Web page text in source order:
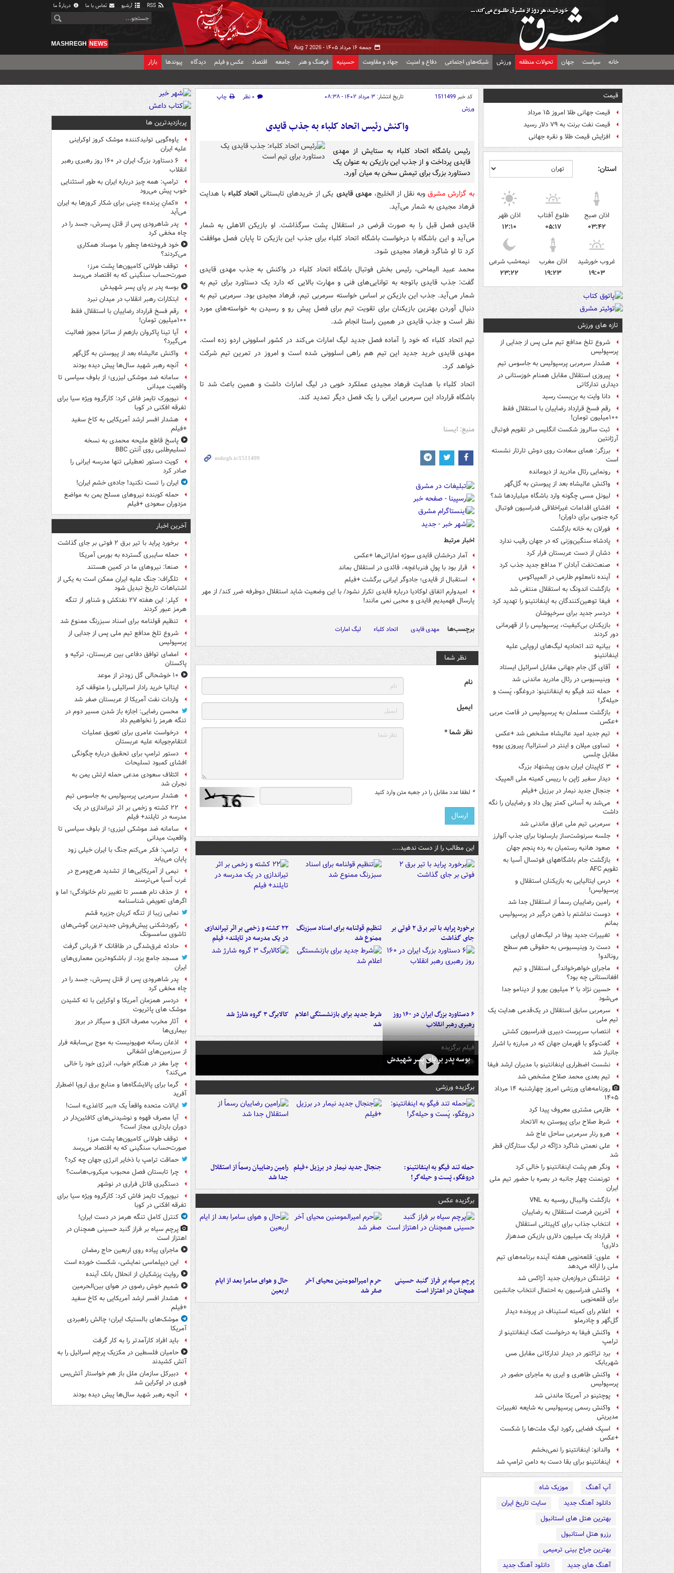
آرشیو تماس با ما دربارهٔ ما
جمعه ۱۶ مرداد ۱۴۰۵ - Aug 7 2026
MASHREGH NEWS
خانه سیاست جهان تحولات منطقه ورزش شبکه‌های اجتماعی دفاع و امنیت جهاد و مقاومت حسینیه فرهنگ و هنر جامعه اقتصاد عکس و فیلم دیدگاه پیوندها بازار
قیمت
قیمت جهانی طلا امروز ۱۵ مرداد
قیمت نفت برنت به ۷۹ دلار رسید
افزایش قیمت طلا و نقره جهانی
استان:
اذان صبح
۰۳:۴۲
طلوع آفتاب
۰۵:۱۷
اذان ظهر
۱۲:۱۰
غروب خورشید
۱۹:۰۳
اذان مغرب
۱۹:۲۳
نیمه‌شب شرعی
۲۳:۲۲
تازه های ورزش
شروع تلخ مدافع تیم ملی پس از جدایی از
پرسپولیس
هشدار سرمربی پرسپولیس به جاسوس تیم
پیروزی استقلال مقابل همنام خوزستانی در
دیداری تدارکاتی
دانا وایت به بن‌بست رسید
رقم فسخ قرارداد رضاییان با استقلال فقط
۱۰۰میلیون تومان!
ثبت سالروز شکست انگلیس در تقویم فوتبال
آرژانتین
برزگر: همای سعادت روی دوش تارتار نشسته
است
رونمایی رئال مادرید از دیومانده
واکنش عالیشاه بعد از پیوستن به گل‌گهر
لیونل مسی چگونه وارد باشگاه میلیاردها شد؟
افشای اقدامات غیراخلاقی فدراسیون فوتبال
کره جنوبی برای داوران!
فورلان به خانه بازگشت
پادشاه سنگین‌وزنی که در جهان رقیب ندارد
دشان از دست عربستان فرار کرد
صنعت‌نفت آبادان ۲ مدافع جدید جذب کرد
آینده نامعلوم طارمی در المپیاکوس
بازگشت اندونگ به استقلال منتفی شد
فیفا توهین‌کنندگان به اینفانتینو را تهدید کرد
دردسر جدید برای سرخپوشان
بازیکنان بی‌کیفیت، پرسپولیس را از قهرمانی
دور کردند
بیانیه تند اتحادیه لیگ‌های اروپایی علیه
اینفانتینو
آقای گل جام جهانی مقابل اسرائیل ایستاد
وینیسیوس در رئال مادرید ماندنی شد
حمله تند فیگو به اینفانتینو: دروغگو، پَست‌ و
حیله‌گر!
بازگشت مسلمان به پرسپولیس در قامت مربی
+عکس
تیم جدید امید عالیشاه مشخص شد +عکس
تساوی میلان و اینتر در استرالیا/ پیروزی یووه
مقابل چلسی
۳ کاپیتان ایران بدون پیشنهاد بزرگ
دیدار سفیر ژاپن با رییس کمیته ملی المپیک
جنجال جدید نیمار در برزیل +فیلم
می‌شد به آسانی کمتر پول داد و رضاییان را نگه
داشت
سرمربی تیم ملی عراق ماندنی شد
جلسه سرنوشت‌ساز بارسلونا برای جذب آلوارز
صعود هانیه رستمیان به رده پنجم جهان
بازگشت جام باشگاههای فوتسال آسیا به
تقویم AFC
درس ایتالیایی‌ به بازیکنان استقلال و
پرسپولیس!
رامین رضاییان رسماً از استقلال جدا شد
دوست نداشتم با ذهن درگیر در پرسپولیس
بمانم
تغییرات جدید یوفا در لیگ‌های اروپایی
دست رد وینیسیوس به حقوقی هم سطح
رونالدو!
ماجرای خواهرخواندگی استقلال و تیم
افغانستانی چه بود؟
حسین نژاد با ۲ میلیون یورو از دینامو جدا
می‌شود
سرمربی سابق استقلال در یک‌قدمی هدایت یک
تیم ملی
انتصاب سرپرست دبیری فدراسیون کشتی
گفت‌وگو با قهرمان جهان که در مبارزه با اشرار
جانباز شد
نشست اضطراری اینفانتینو با مدیران ارشد فیفا
تیم بعدی محمد صلاح مشخص شد
روزنامه‌های ورزشی امروز چهارشنبه ۱۴ مرداد
۱۴۰۵
طارمی مشتری معروف پیدا کرد
شرط صلاح برای پیوستن به الاتحاد
هرو رنار سرمربی ساحل عاج شد
علی نعمتی شاگرد دژاگه در لیگ ستارگان قطر
شد
ونگر هم پشت اینفانتینو را خالی کرد
تورنمنت چهار جانبه در بصره با حضور تیم ملی
ایران
بازگشت والیبال روسیه به VNL
آخرین فرصت استقلال به رضاییان
انتخاب جذاب برای کاپیتانی استقلال
قرارداد یک میلیون دلاری بازیکن صدهزار
دلاری!
علوی: قلعه‌نویی هفته آینده برنامه‌های تیم
ملی را ارائه می‌دهد
تراِشتگن دروازه‌بان جدید آژاکس شد
واکنش فدراسیون به احتمال انتخاب جانشین
برای قلعه‌نویی
اعلام رای کمیته استیناف در پرونده دیدار
گل‌گهر و چادرملو
واکنش فیفا به درخواست کمک اینفانتینو از
ترامپ
برد تراکتور در دیدار تدارکاتی مقابل مس
شهربابک
واکنش طاهری و ایری به ماجرای حضور در
پرسپولیس
پوچتینو در آمریکا ماندنی شد
واکنش رسمی پرسپولیس به شایعه تغییرات
مدیریتی
اسپک فضایی رکورد لیگ ملت‌ها را شکست
+عکس
والدانو: اینفانتینو را نمی‌بخشم
اینفانتینو برای بقا دست به دامن ترامپ شد
آپ آهنگ
موزیک شاه
دانلود آهنگ جدید
سایت تاریخ ایران
بهترین هتل های استانبول
رزرو هتل استانبول
بهترین جراح بینی ترمیمی
آهنگ های جدید
دانلود آهنگ جدید
کد خبر1511499 تاریخ انتشار: ۳ مرداد ۱۴۰۲ - ۰۸:۳۸ ۰ نظر
چاپ
ورزش
واکنش رئیس اتحاد کلباء به جذب قایدی
رئیس باشگاه اتحاد کلباء به ستایش از مهدی
قایدی پرداخت و از جذب این بازیکن به عنوان یک
دستاورد بزرگ برای تیمش سخن به میان آورد.
به گزارش مشرقوبه نقل از الخلیج،مهدی قایدی یکی از خریدهای تابستانیاتحاد کلباءبا هدایت
فرهاد مجیدی به شمار می‌آید.
قایدی فصل قبل را به صورت قرضی در استقلال پشت سرگذاشت. او بازیکن الاهلی به شمار
می‌آید و این باشگاه با درخواست باشگاه اتحاد کلباء برای جذب این بازیکن تا پایان فصل موافقت
کرد تا او شاگرد فرهاد مجیدی شود.
محمد عبید الیماحی، رئیس بخش فوتبال باشگاه اتحاد کلباء در واکنش به جذب مهدی قایدی
گفت: جذب قایدی باتوجه به توانایی‌های فنی و مهارت بالایی که دارد یک دستاورد برای تیم به
شمار می‌آید. جذب این بازیکن بر اساس خواسته سرمربی تیم، فرهاد مجیدی بود. سرمربی تیم به
دنبال آوردن بهترین بازیکنان برای تقویت تیم برای فصل پیش رو و رسیدن به خواسته‌های مورد
نظر است و جذب قایدی در همین راستا انجام شد.
تیم اتحاد کلباء که خود را آماده فصل جدید لیگ امارات می‌کند در کشور اسلوونی اردو زده است.
مهدی قایدی خرید جدید این تیم هم راهی اسلوونی شده است و امروز در تمرین تیم شرکت
خواهد کرد.
اتحاد کلباء با هدایت فرهاد مجیدی عملکرد خوبی در لیگ امارات داشت و همین باعث شد تا
باشگاه قرارداد این سرمربی ایرانی را یک فصل دیگر تمدید کند.
منبع: ایسنا
اخبار مرتبط
آمار درخشان قایدی سوژه اماراتی‌ها +عکس
قرار بود با پولِ فنرباغچه، قائدی در استقلال بماند
استقبال از قایدی؛ جادوگر ایرانی برگشت +فیلم
امیدوارم اتفاق لوکادیا درباره قایدی تکرار نشود/ با این وضعیت شاید استقلال دوطرفه ضرر کند/ از مهر
پارسال فهمیدیم قایدی و محبی نمی مانند!
برچسب‌ها مهدی قایدی اتحاد کلباء لیگ امارات
نظر شما
نام
ایمیل
نظر شما *
* لطفا عدد مقابل را در جعبه متن وارد کنید
این مطالب را از دست ندهید....
برخورد پراید با تیر برق ۲ فوتی بر
جای گذاشت
تنظیم قولنامه برای اسناد سبزرنگ
ممنوع شد
۲۲ کشته و زخمی بر اثر تیراندازی
در یک مدرسه در تایلند+ فیلم
۶ دستاورد بزرگ ایران در ۱۶۰ روز
رهبری رهبر انقلاب
شرط جدید برای بازنشستگی اعلام
شد
کالابرگ ۳ گروه شارژ شد
فیلم برگزیده
بوسه‌ پدر بر پای پسر شهیدش
برگزیده ورزشی
حمله تند فیگو به اینفانتینو:
دروغگو، پَست‌ و حیله‌گر!
جنجال جدید نیمار در برزیل +فیلم رامین رضاییان رسماً از استقلال
جدا شد
برگزیده عکس
پرچم سیاه بر فراز گنبد حسینی
همچنان در اهتزاز است
حرم امیرالمومنین محیای آخر
صفر شد
حال و هوای سامرا بعد از ایام
اربعین
پربازدیدترین ها
یاوه‌گویی تولیدکننده موشک کروز اوکراینی
علیه ایران
۶ دستاورد بزرگ ایران در ۱۶۰ روز رهبری رهبر
انقلاب
ترامپ: همه چیز درباره ایران به طور استثنایی
خوب پیش می‌رود
«کمانِ پرنده» چینی برای شکار کروزها به ایران
می‌آید
پدر شاهرودی پس از قتل پسرش، جسد را در
چاه مخفی کرد
خود فروخته‌ها چطور با موساد همکاری
می‌کردند؟
توقف طولانی کامیون‌ها پشت مرز؛
صورت‌حساب سنگینی که به اقتصاد می‌رسد
بوسه‌ پدر بر پای پسر شهیدش
ابتکارات رهبر انقلاب در میدان نبرد
رقم فسخ قرارداد رضاییان با استقلال فقط
۱۰۰میلیون تومان!
آیا تینا پاکروان بازهم از ساترا مجوز فعالیت
می‌گیرد؟
واکنش عالیشاه بعد از پیوستن به گل‌گهر
آنچه رهبر شهید سال‌ها پیش دیده بودند
سامانه ضد موشکی لیزری؛ از بلوف سیاسی تا
واقعیت میدانی
نیویورک تایمز فاش کرد: کارگروه ویژه سیا برای
تفرقه افکنی در کوبا
هشدار افسر ارشد آمریکایی به کاخ سفید
+فیلم
پاسخ قاطع ملیحه محمدی به نسخه
تسلیم‌طلبی روی آنتن BBC
کویت دستور تعطیلی تنها مدرسه ایرانی را
صادر کرد
ایران را تست نکنید! جاده‌ی خشم ایران!
حمله کوبنده نیروهای مسلح یمن به مواضع
مزدوران سعودی +فیلم
آخرین اخبار
برخورد پراید با تیر برق ۲ فوتی بر جای گذاشت
حمله سایبری گسترده به بورس آمریکا
صنعا: نیروهای ما در کمین‌ هستند
تلگراف: جنگ علیه ایران ممکن است به یکی از
اشتباهات تاریخ تبدیل شود
کپلر: این هفته ۲۷ نفتکش و شناور از تنگه
هرمز عبور کردند
تنظیم قولنامه برای اسناد سبزرنگ ممنوع شد
شروع تلخ مدافع تیم ملی پس از جدایی از
پرسپولیس
امضای توافق دفاعی بین عربستان، ترکیه و
پاکستان
۱۰ خوشحالی گل زودتر از موعد
ایتالیا خرید رادار اسرائیلی را متوقف کرد
واردات نفت آمریکا از عربستان صفر شد
محسن رضایی: اجازه باز شدن مسیر دوم در
تنگه هرمز را نخواهیم داد
درخواست عامری برای تعویق عملیات
انتقام‌جویانه علیه عربستان
دستور ترامپ برای تحقیق درباره چگونگی
افشای کمبود تسلیحات
ائتلاف سعودی مدعی حمله ارتش یمن به
نجران شد
هشدار سرمربی پرسپولیس به جاسوس تیم
۲۲ کشته و زخمی بر اثر تیراندازی در یک
مدرسه در تایلند+ فیلم
سامانه ضد موشکی لیزری؛ از بلوف سیاسی تا
واقعیت میدانی
ترامپ: فکر می‌کنم جنگ با ایران خیلی زود
پایان می‌یابد
نیمی از آمریکایی‌ها از تشدید هرج‌ومرج در
غرب آسیا می‌ترسند
از حذف نام همسر تا تغییر نام خانوادگی؛ اما و
اگرهای تعویض شناسنامه
نمایی زیبا از تنگه کریان جزیره قشم
رکوردشکنی پیش‌فروش جدیدترین گوشی‌های
تاشوی سامسونگ
حادثه غرق‌شدگی در طاقانک ۲ قربانی گرفت
مسجد جامع یزد، از باشکوه‌ترین معماری‌های
ایران
پدر شاهرودی پس از قتل پسرش، جسد را در
چاه مخفی کرد
دردسر همزمان آمریکا و اوکراین با ته کشیدن
موشک های پاتریوت
آثار مخرب مصرف الکل و سیگار در بروز
بیماری‌ها
اذعان رسانه صهیونیست به موج بی‌سابقه فرار
از سرزمین‌های اشغالی
چرا مغز در هنگام خواب، انرژی خود را خالی
می‌کند؟
گرما برای پالایشگاه‌ها و منابع برق اروپا اضطرار
آفرید
ایالات متحده واقعاً یک «ببر کاغذی» است!
آیا مصرف قهوه و نوشیدنی‌های کافئین‌دار در
دوران بارداری مجاز است؟
توقف طولانی کامیون‌ها پشت مرز؛
صورت‌حساب سنگینی که به اقتصاد می‌رسد
حماقت ترامپ با ذخایر انرژی جهان چه کرد؟
چرا تابستان فصل محبوب میکروب‌هاست؟
دستگیری قاتل فراری در نوشهر
نیویورک تایمز فاش کرد: کارگروه ویژه سیا برای
تفرقه افکنی در کوبا
کنترل کامل تنگه هرمز در دست ایران!
پرچم سیاه بر فراز گنبد حسینی همچنان در
اهتزاز است
ماجرای پیاده روی اربعین حاج رمضان
این دیپلماسی نمایشی، شکست خورده است
روایت پزشکیان از انحلال بانک آینده
شمیم خوش رضوی در هوای بین‌الحرمین
هشدار افسر ارشد آمریکایی به کاخ سفید
+فیلم
موشک‌های بالستیک ایران؛ چالش راهبردی
آمریکا
باید افراد کارآمدتر را به کار گرفت
حامیان فلسطین در مکزیک پرچم اسرائیل را به
آتش کشیدند
دبیرکل سازمان ملل باز هم خواستار آتش‌بس
فوری در اوکراین شد
آنچه رهبر شهید سال‌ها پیش دیده بودند